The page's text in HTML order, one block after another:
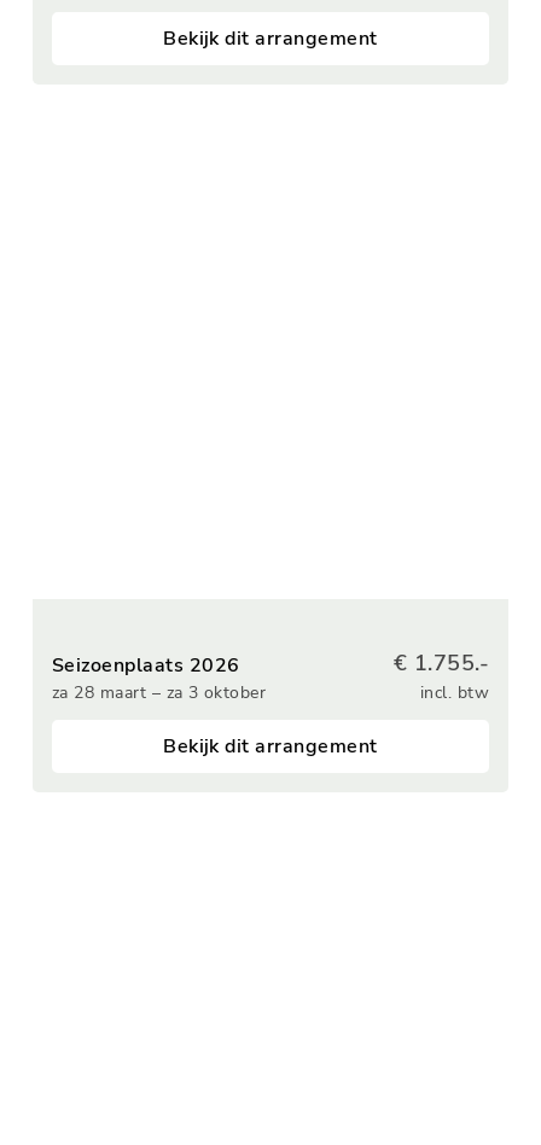
Bekijk dit arrangement
Seizoenplaats 2026
za 28 maart – za 3 oktober
€ 1.755.-
incl. btw
Bekijk dit arrangement